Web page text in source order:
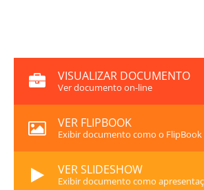
VISUALIZAR DOCUMENTO
Ver documento on-line
VER FLIPBOOK
Exibir documento como o FlipBook
VER SLIDESHOW
Exibir documento como